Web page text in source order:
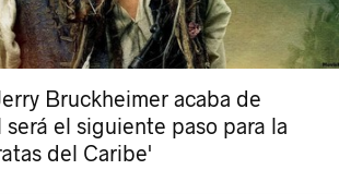
Bruckheimer acaba de
el siguiente paso para la
del Caribe'